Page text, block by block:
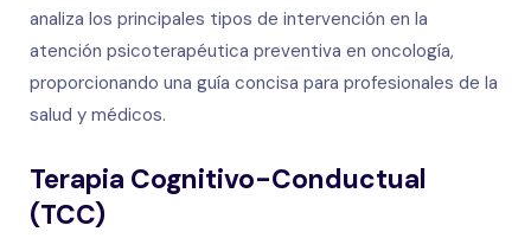
analiza los principales tipos de intervención en la
atención psicoterapéutica preventiva en oncología,
proporcionando una guía concisa para profesionales de la
salud y médicos.
Terapia Cognitivo-Conductual
(TCC)